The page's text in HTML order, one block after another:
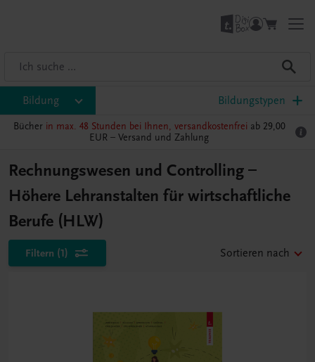
Bildung Bildungstypen
Bücher in max. 48 Stunden bei Ihnen, versandkostenfrei ab 29,00
EUR – Versand und Zahlung
Rechnungswesen und Controlling –
Höhere Lehranstalten für wirtschaftliche
Berufe (HLW)
Filtern (1) Sortieren nach